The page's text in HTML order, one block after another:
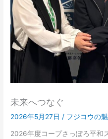
未来へつなぐ
2026年5月27日 / フジコウの
2026年度コープさっぽろ平和